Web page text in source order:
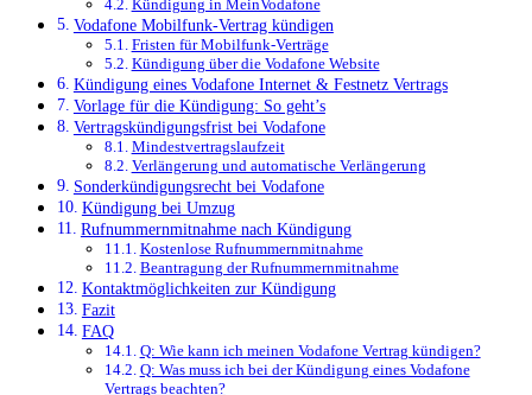
Kündigung in MeinVodafone
Vodafone Mobilfunk-Vertrag kündigen
Fristen für Mobilfunk-Verträge
Kündigung über die Vodafone Website
Kündigung eines Vodafone Internet & Festnetz Vertrags
Vorlage für die Kündigung: So geht’s
Vertragskündigungsfrist bei Vodafone
Mindestvertragslaufzeit
Verlängerung und automatische Verlängerung
Sonderkündigungsrecht bei Vodafone
Kündigung bei Umzug
Rufnummernmitnahme nach Kündigung
Kostenlose Rufnummernmitnahme
Beantragung der Rufnummernmitnahme
Kontaktmöglichkeiten zur Kündigung
Fazit
FAQ
Q: Wie kann ich meinen Vodafone Vertrag kündigen?
Q: Was muss ich bei der Kündigung eines Vodafone
Vertrags beachten?